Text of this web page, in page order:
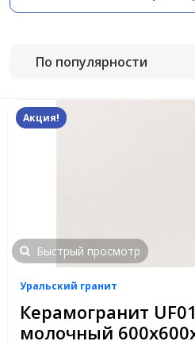
По популярности
Акция!
Быстрый просмотр
Уральский гранит
Керамогранит
молочный